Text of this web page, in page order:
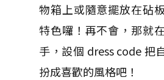
物箱上或隨意擺放在砧
特色囉！再不會，那就
手，設個 dress code 把
扮成喜歡的風格吧！